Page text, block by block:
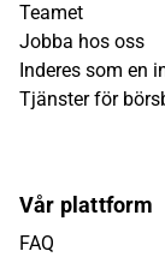
Teamet
Jobba hos oss
Inderes som en
Tjänster för
Vår plattform
FAQ